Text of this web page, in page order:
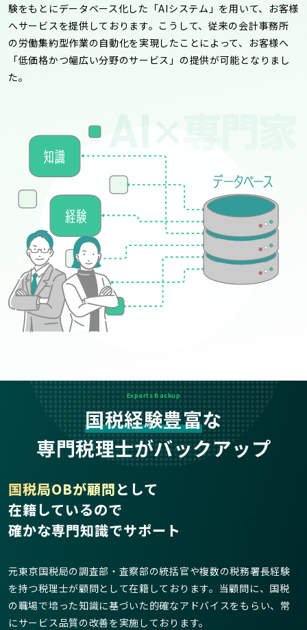
験をもとにデータベース化した「AIシステム」を用いて、お客様
へサービスを提供しております。こうして、従来の会計事務所
の労働集約型作業の自動化を実現したことによって、お客様へ
「低価格かつ幅広い分野のサービス」の提供が可能となりまし
た。
Experts Backup
国税経験豊富な
専門税理士がバックアップ
国税局OBが顧問として
在籍しているので
確かな専門知識でサポート
元東京国税局の調査部・査察部の統括官や複数の税務署長経験
を持つ税理士が顧問として在籍しております。当顧問に、国税
の職場で培った知識に基づいた的確なアドバイスをもらい、常
にサービス品質の改善を実施しております。